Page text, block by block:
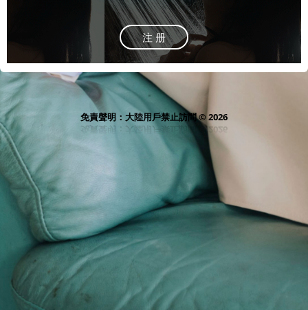
注 册
免責聲明：大陸用戶禁止訪問 © 2026